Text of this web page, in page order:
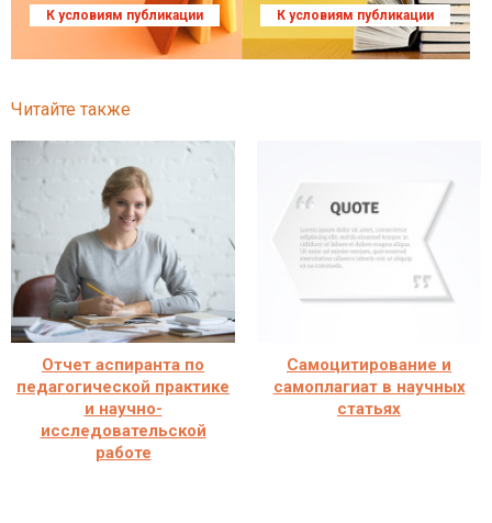
К условиям публикации К условиям публикации
Читайте также
Отчет аспиранта по
педагогической практике
и научно-
исследовательской
работе
Самоцитирование и
самоплагиат в научных
статьях